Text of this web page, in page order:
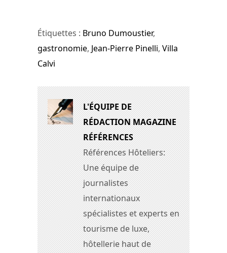
Étiquettes : Bruno Dumoustier,
gastronomie, Jean-Pierre Pinelli, Villa
Calvi
L'ÉQUIPE DE
RÉDACTION MAGAZINE
RÉFÉRENCES
Références Hôteliers:
Une équipe de
journalistes
internationaux
spécialistes et experts en
tourisme de luxe,
hôtellerie haut de